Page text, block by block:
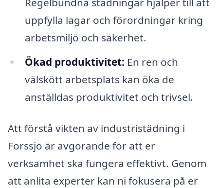
uppfylla lagar och förordningar kring
arbetsmiljö och säkerhet.
Ökad produktivitet: En ren och
välskött arbetsplats kan öka de
anställdas produktivitet och trivsel.
Att förstå vikten av industristädning i
Forssjö är avgörande för att er
verksamhet ska fungera effektivt. Genom
att anlita experter kan ni fokusera på er